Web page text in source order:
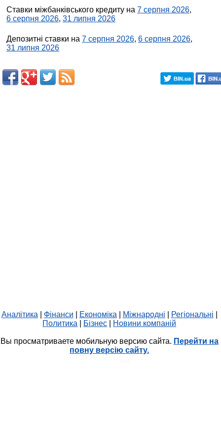
Ставки міжбанківського кредиту на 7 серпня 2026,
6 серпня 2026, 31 липня 2026
Депозитні ставки на 7 серпня 2026, 6 серпня 2026,
31 липня 2026
Аналітика Фінанси Економіка Міжнародні Регіональні
Политика
Бізнес Новини компаній
Вы просматриваете мобильную версию сайта. Перейти на
повну версію сайту.